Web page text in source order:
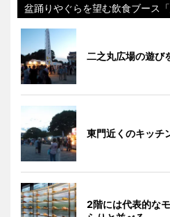
盆踊りやぐらを望む飲食ブース
二之丸広場の遊び
東門近くのキッチ
2階には代表的な